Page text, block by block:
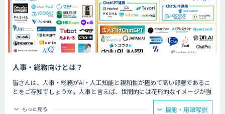
人事・総務向けとは？
皆さんは、人事・総務がAI・人工知能と親和性が極めて高い部署であるこ
とをご存知でしょうか。人事と言えば、世間的には花形的なイメージが強
い部署ですが、従来、仕事はとても古臭く物理的な時間を要するのが大き
な課題となっています。
もっと見る 機能・用語解説